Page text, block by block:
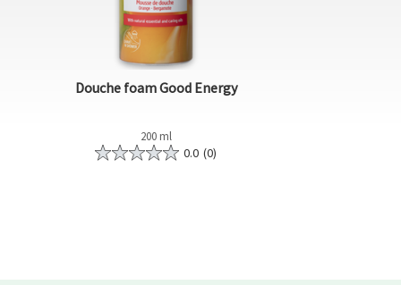
Douche foam Good Energy
200 ml
0.0 (0)